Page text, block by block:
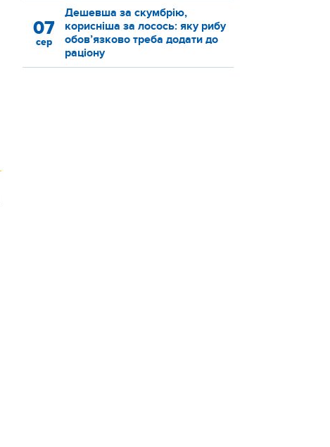
07
сер
Дешевша за скумбрію,
корисніша за лосось: яку рибу
обов’язково треба додати до
раціону